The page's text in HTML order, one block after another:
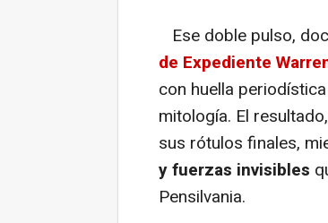
Ese doble pulso,
de Expediente
con huella
mitología. El
sus rótulos finales,
y fuerzas invisibles
Pensilvania.